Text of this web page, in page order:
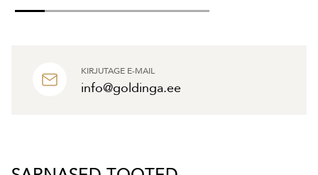
KIRJUTAGE E-MAIL
info@goldinga.ee